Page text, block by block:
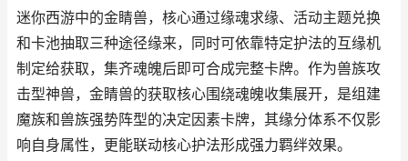
迷你西游中的金睛兽，核心通过缘魂求缘、活动主题兑换
和卡池抽取三种途径缘来，同时可依靠特定护法的互缘机
制定给获取，集齐魂魄后即可合成完整卡牌。作为兽族攻
击型神兽，金睛兽的获取核心围绕魂魄收集展开，是组建
魔族和兽族强势阵型的决定因素卡牌，其缘分体系不仅影
响自身属性，更能联动核心护法形成强力羁绊效果。